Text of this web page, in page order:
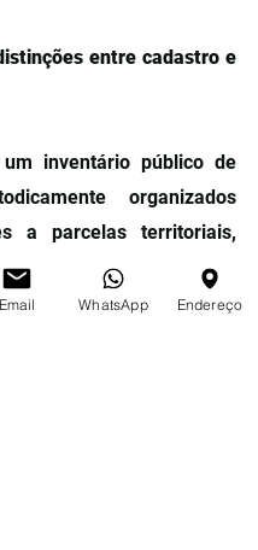
entre cadastro e
inventário público de
organizados
a parcelas territoriais,
certo país ou distrito,
levantamento dos seus
Email WhatsApp Endereço